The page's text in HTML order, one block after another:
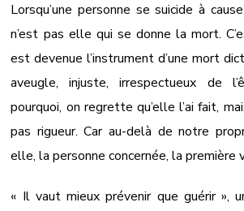
Lorsqu’une personne se suicide à
n’est pas elle qui se donne la mort.
est devenue l’instrument d’une mort
aveugle, injuste, irrespectueux de
pourquoi, on regrette qu’elle l’ai fait,
pas rigueur. Car au-delà de notre
elle, la personne concernée, la première
« Il vaut mieux prévenir que guérir »,